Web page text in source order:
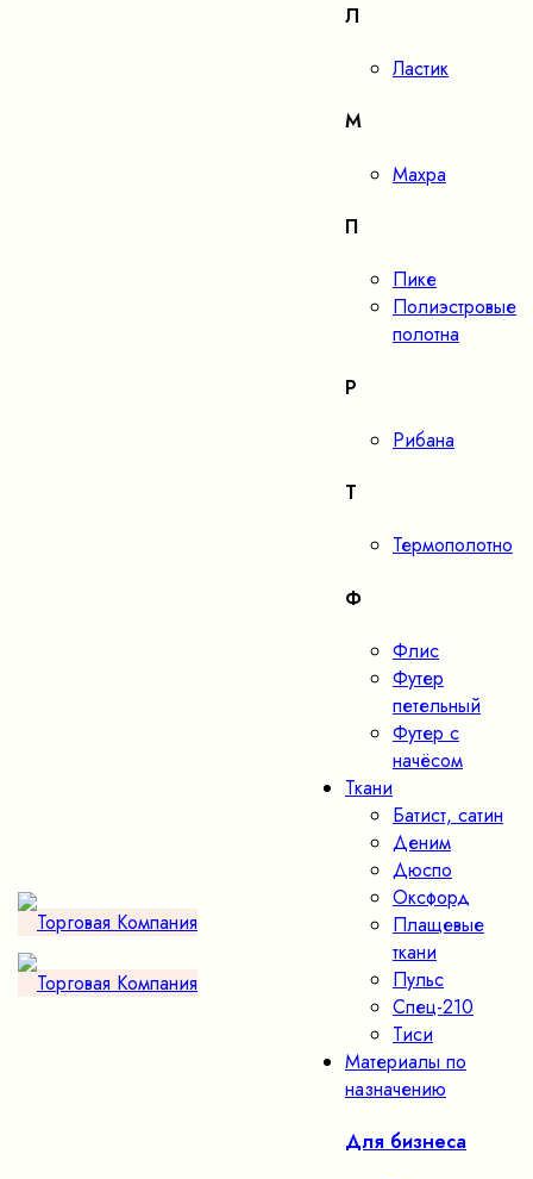
Л
Ластик
М
Махра
П
Пике
Полиэстровые
полотна
Р
Рибана
Т
Термополотно
Ф
Флис
Футер
петельный
Футер с
начёсом
Ткани
Батист, сатин
Деним
Дюспо
Оксфорд
Плащевые
ткани
Пульс
Спец-210
Тиси
Материалы по
назначению
Для бизнеса